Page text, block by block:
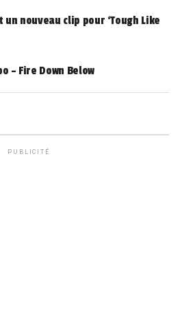
nouveau clip pour ‘Tough Like
– Fire Down Below
PUBLICITÉ